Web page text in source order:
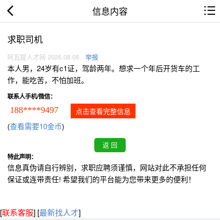
信息内容
求职司机
阿瓦提人才网 2026.08.08 举报
本人男，24岁有c1证，驾龄两年。想求一个年后开货车的工
作，能吃苦，不怕加班。
联系人手机/微信：
188****9497 点击查看完整信息
(查看需要10金币)
特此声明：
信息真伪请自行辨别，求职应聘须谨慎，网站对此不承担任何
保证或连带责任! 希望我们的平台能为您带来更多的便利！
[联系客服] [最新找人才]